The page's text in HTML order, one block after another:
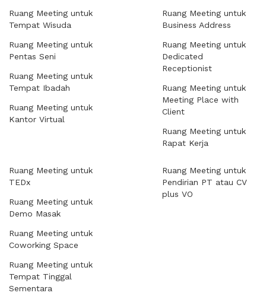
Ruang Meeting untuk
Tempat Wisuda
Ruang Meeting untuk
Pentas Seni
Ruang Meeting untuk
Tempat Ibadah
Ruang Meeting untuk
Kantor Virtual
Ruang Meeting untuk
Business Address
Ruang Meeting untuk
Dedicated
Receptionist
Ruang Meeting untuk
Meeting Place with
Client
Ruang Meeting untuk
Rapat Kerja
Ruang Meeting untuk
TEDx
Ruang Meeting untuk
Demo Masak
Ruang Meeting untuk
Coworking Space
Ruang Meeting untuk
Tempat Tinggal
Sementara
Ruang Meeting untuk
Pendirian PT atau CV
plus VO